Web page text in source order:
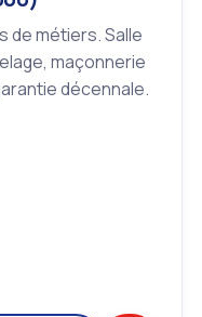
de métiers. Salle
maçonnerie
décennale.